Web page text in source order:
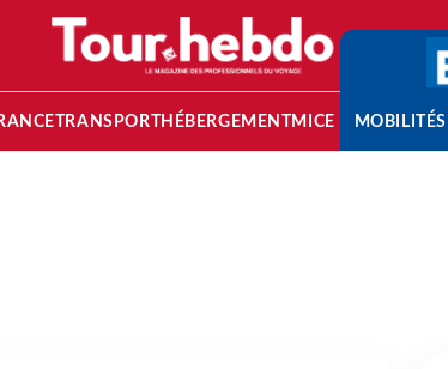
TRANSPORT HÉBERGEMENTMICE MOBILITÉS